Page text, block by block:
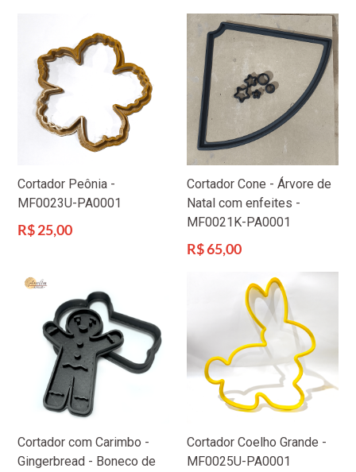
Cortador Peônia -
MF0023U-PA0001
Preço
R$ 25,00
Cortador Cone - Árvore de
Natal com enfeites -
MF0021K-PA0001
Preço
R$ 65,00
Cortador com Carimbo -
Gingerbread - Boneco de
Cortador Coelho Grande -
MF0025U-PA0001